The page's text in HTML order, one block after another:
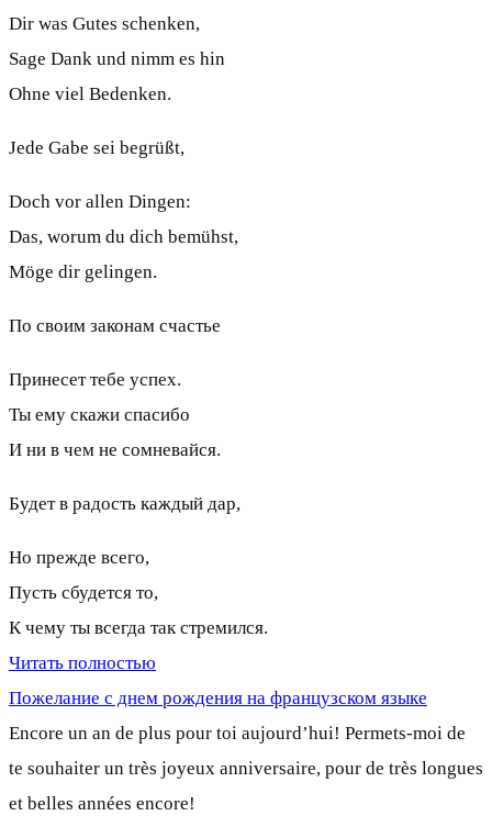
Dir was Gutes schenken,
Sage Dank und nimm es hin
Ohne viel Bedenken.
Jede Gabe sei begrüßt,
Doch vor allen Dingen:
Das, worum du dich bemühst,
Möge dir gelingen.
По своим законам счастье
Принесет тебе успех.
Ты ему скажи спасибо
И ни в чем не сомневайся.
Будет в радость каждый дар,
Но прежде всего,
Пусть сбудется то,
К чему ты всегда так стремился.
Читать полностью
Пожелание с днем рождения на французском языке
Encore un an de plus pour toi aujourd’hui! Permets-moi de
te souhaiter un très joyeux anniversaire, pour de très longues
et belles années encore!